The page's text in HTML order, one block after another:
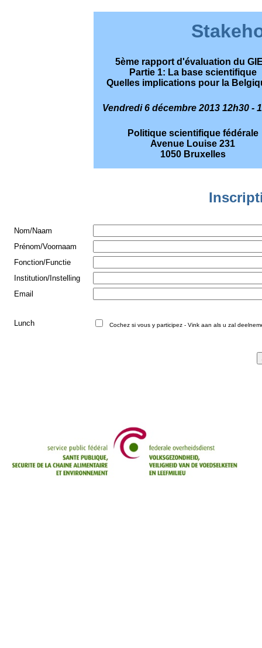
5ème rapport d'évaluation du
Partie 1: La base scientifique
Quelles implications pour la
Vendredi 6 décembre 2013 12h30 -
Politique scientifique fédérale
Avenue Louise 231
1050 Bruxelles
Nom/Naam
Prénom/Voornaam
Fonction/Functie
Institution/Instelling
Email
Lunch Cochez si vous y participez - Vink aan als u zal